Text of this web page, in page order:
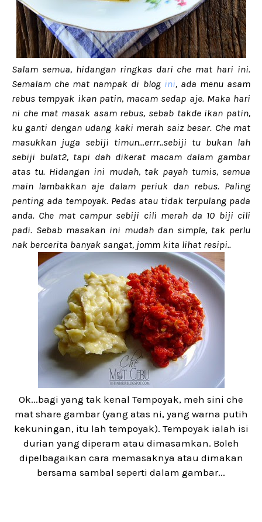
Salam semua, hidangan ringkas dari che mat hari ini.
Semalam che mat nampak di blog ini, ada menu asam
rebus tempyak ikan patin, macam sedap aje. Maka hari
ni che mat masak asam rebus, sebab takde ikan patin,
ku ganti dengan udang kaki merah saiz besar. Che mat
masukkan juga sebiji timun...errr..sebiji tu bukan lah
sebiji bulat2, tapi dah dikerat macam dalam gambar
atas tu. Hidangan ini mudah, tak payah tumis, semua
main lambakkan aje dalam periuk dan rebus. Paling
penting ada tempoyak. Pedas atau tidak terpulang pada
anda. Che mat campur sebiji cili merah da 10 biji cili
padi. Sebab masakan ini mudah dan simple, tak perlu
nak bercerita banyak sangat, jomm kita lihat resipi..
Ok...bagi yang tak kenal Tempoyak, meh sini che
mat share gambar (yang atas ni, yang warna putih
kekuningan, itu lah tempoyak). Tempoyak ialah isi
durian yang diperam atau dimasamkan. Boleh
dipelbagaikan cara memasaknya atau dimakan
bersama sambal seperti dalam gambar...